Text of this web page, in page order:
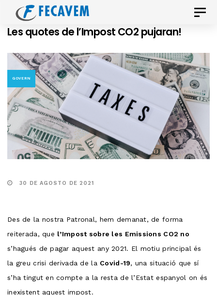
Skip
links
primary
content
Toggle
Les quotes de l’Impost CO2 pujaran!
GOVERN
30 DE AGOSTO DE 2021
Des de la nostra Patronal, hem demanat, de forma
reiterada, que l’Impost sobre les Emissions CO2 no
s’hagués de pagar aquest any 2021. El motiu principal és
la greu crisi derivada de la Covid-19, una situació que sí
s’ha tingut en compte a la resta de l’Estat espanyol on és
inexistent aquest impost.